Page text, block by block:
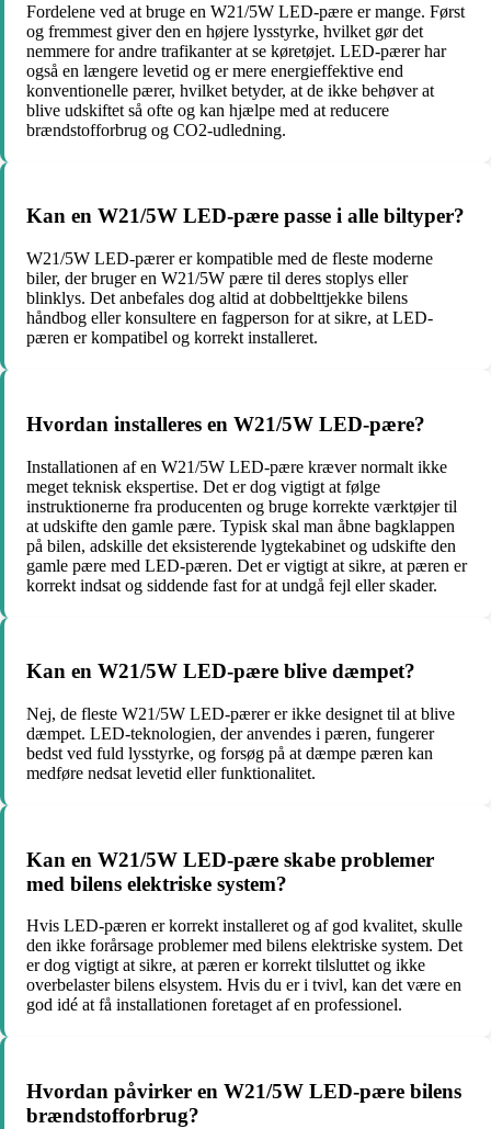
Fordelene ved at bruge en W21/5W LED-pære er mange. Først
og fremmest giver den en højere lysstyrke, hvilket gør det
nemmere for andre trafikanter at se køretøjet. LED-pærer har
også en længere levetid og er mere energieffektive end
konventionelle pærer, hvilket betyder, at de ikke behøver at
blive udskiftet så ofte og kan hjælpe med at reducere
brændstofforbrug og CO2-udledning.
Kan en W21/5W LED-pære passe i alle biltyper?
W21/5W LED-pærer er kompatible med de fleste moderne
biler, der bruger en W21/5W pære til deres stoplys eller
blinklys. Det anbefales dog altid at dobbelttjekke bilens
håndbog eller konsultere en fagperson for at sikre, at LED-
pæren er kompatibel og korrekt installeret.
Hvordan installeres en W21/5W LED-pære?
Installationen af en W21/5W LED-pære kræver normalt ikke
meget teknisk ekspertise. Det er dog vigtigt at følge
instruktionerne fra producenten og bruge korrekte værktøjer til
at udskifte den gamle pære. Typisk skal man åbne bagklappen
på bilen, adskille det eksisterende lygtekabinet og udskifte den
gamle pære med LED-pæren. Det er vigtigt at sikre, at pæren er
korrekt indsat og siddende fast for at undgå fejl eller skader.
Kan en W21/5W LED-pære blive dæmpet?
Nej, de fleste W21/5W LED-pærer er ikke designet til at blive
dæmpet. LED-teknologien, der anvendes i pæren, fungerer
bedst ved fuld lysstyrke, og forsøg på at dæmpe pæren kan
medføre nedsat levetid eller funktionalitet.
Kan en W21/5W LED-pære skabe problemer
med bilens elektriske system?
Hvis LED-pæren er korrekt installeret og af god kvalitet, skulle
den ikke forårsage problemer med bilens elektriske system. Det
er dog vigtigt at sikre, at pæren er korrekt tilsluttet og ikke
overbelaster bilens elsystem. Hvis du er i tvivl, kan det være en
god idé at få installationen foretaget af en professionel.
Hvordan påvirker en W21/5W LED-pære bilens
brændstofforbrug?